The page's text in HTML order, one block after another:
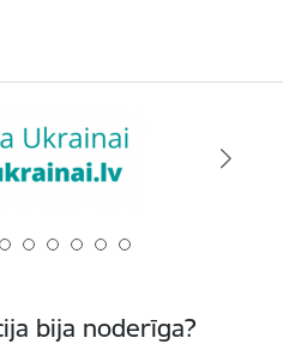
bija noderīga?